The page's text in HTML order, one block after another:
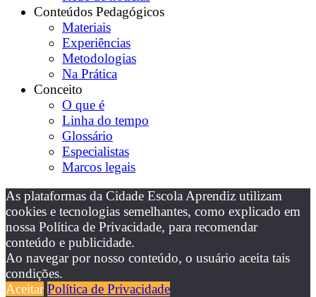
Conteúdos Pedagógicos
Materiais
Experiências
Metodologias
Na Prática
Conceito
O que é
Linha do tempo
Glossário
Especialistas
Marcos legais
As plataformas da Cidade Escola Aprendiz utilizam
cookies e tecnologias semelhantes, como explicado em
nossa Política de Privacidade, para recomendar
conteúdo e publicidade.
Ao navegar por nosso conteúdo, o usuário aceita tais
condições.
Aceitar Política de Privacidade